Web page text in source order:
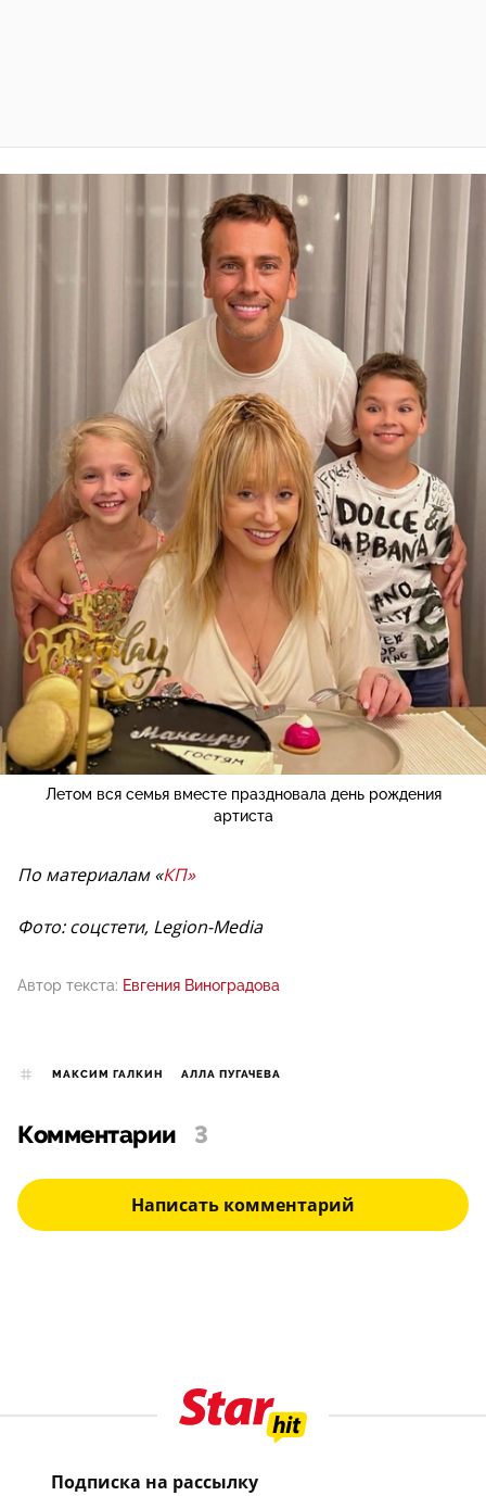
Летом вся семья вместе праздновала день рождения
артиста
По материалам «КП»
Фото: соцстети, Legion-Media
Автор текста: Евгения Виноградова
МАКСИМ ГАЛКИН АЛЛА ПУГАЧЕВА
Комментарии 3
Написать комментарий
Подписка на рассылку